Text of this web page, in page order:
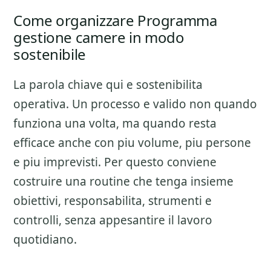
Come organizzare Programma
gestione camere in modo
sostenibile
La parola chiave qui e sostenibilita
operativa. Un processo e valido non quando
funziona una volta, ma quando resta
efficace anche con piu volume, piu persone
e piu imprevisti. Per questo conviene
costruire una routine che tenga insieme
obiettivi, responsabilita, strumenti e
controlli, senza appesantire il lavoro
quotidiano.